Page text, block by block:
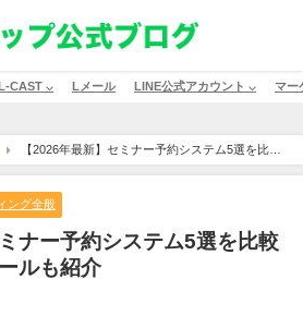
CAST ⌵ Lメール LINE公式アカウント ⌵ マー
【2026年最新】セミナー予約システム5選を比較
ング全般
ナー予約システム5選を比較
ルも紹介